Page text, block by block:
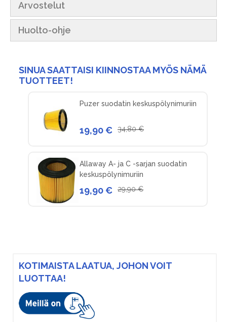
Arvostelut
Huolto-ohje
KOTIMAISTA LAATUA, JOHON VOIT
LUOTTAA!
SINUA SAATTAISI KIINNOSTAA MYÖS NÄMÄ
TUOTTEET!
Puzer suodatin keskuspölynimuriin
19,90 € 34,80 €
Allaway A- ja C -sarjan suodatin
keskuspölynimuriin
19,90 € 29,90 €